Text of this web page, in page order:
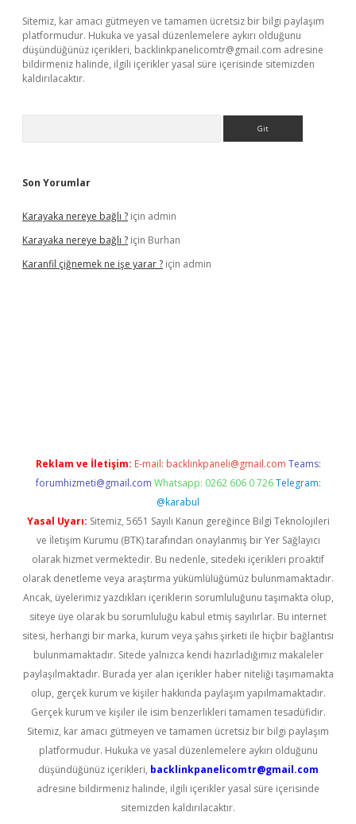
Sitemiz, kar amacı gütmeyen ve tamamen ücretsiz bir bilgi paylaşım
platformudur. Hukuka ve yasal düzenlemelere aykırı olduğunu
düşündüğünüz içerikleri, backlinkpanelicomtr@gmail.com adresine
bildirmeniz halinde, ilgili içerikler yasal süre içerisinde sitemizden
kaldırılacaktır.
Son Yorumlar
Karayaka nereye bağlı ? için admin
Karayaka nereye bağlı ? için Burhan
Karanfil çiğnemek ne işe yarar ? için admin
Reklam ve İletişim: E-mail: backlinkpaneli@gmail.com Teams:
forumhizmeti@gmail.com Whatsapp: 0262 606 0 726 Telegram:
@karabul
Yasal Uyarı: Sitemiz, 5651 Sayılı Kanun gereğince Bilgi Teknolojileri
ve İletişim Kurumu (BTK) tarafından onaylanmış bir Yer Sağlayıcı
olarak hizmet vermektedir. Bu nedenle, sitedeki içerikleri proaktif
olarak denetleme veya araştırma yükümlülüğümüz bulunmamaktadır.
Ancak, üyelerimiz yazdıkları içeriklerin sorumluluğunu taşımakta olup,
siteye üye olarak bu sorumluluğu kabul etmiş sayılırlar. Bu internet
sitesi, herhangi bir marka, kurum veya şahıs şirketi ile hiçbir bağlantısı
bulunmamaktadır. Sitede yalnızca kendi hazırladığımız makaleler
paylaşılmaktadır. Burada yer alan içerikler haber niteliği taşımamakta
olup, gerçek kurum ve kişiler hakkında paylaşım yapılmamaktadır.
Gerçek kurum ve kişiler ile isim benzerlikleri tamamen tesadüfidir.
Sitemiz, kar amacı gütmeyen ve tamamen ücretsiz bir bilgi paylaşım
platformudur. Hukuka ve yasal düzenlemelere aykırı olduğunu
düşündüğünüz içerikleri, backlinkpanelicomtr@gmail.com
adresine bildirmeniz halinde, ilgili içerikler yasal süre içerisinde
sitemizden kaldırılacaktır.